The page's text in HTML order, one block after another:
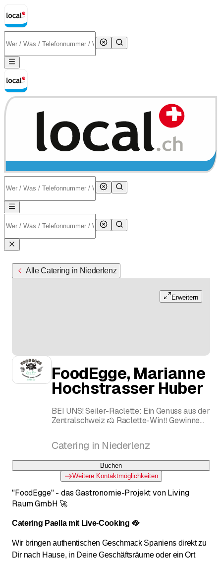
Alle Catering in Niederlenz
Erweitern
FoodEgge, Marianne
Hochstrasser Huber
BEI UNS! Seiler-Raclette: Ein Genuss aus der
Zentralschweiz 🧀 Raclette-Win‼ Gewinne
🌟 5. - 7. Dezember 2025 🌟Wiehnachtsmärt
Schloss Wildegg🌟
Catering in Niederlenz
Buchen
Weitere Kontaktmöglichkeiten
"FoodEgge" - das Gastronomie-Projekt von Living
Raum GmbH 🚀
Catering Paella mit Live-Cooking 🥘
Wir bringen authentischen Geschmack Spaniens direkt zu
Dir nach Hause, in Deine Geschäftsräume oder ein Ort